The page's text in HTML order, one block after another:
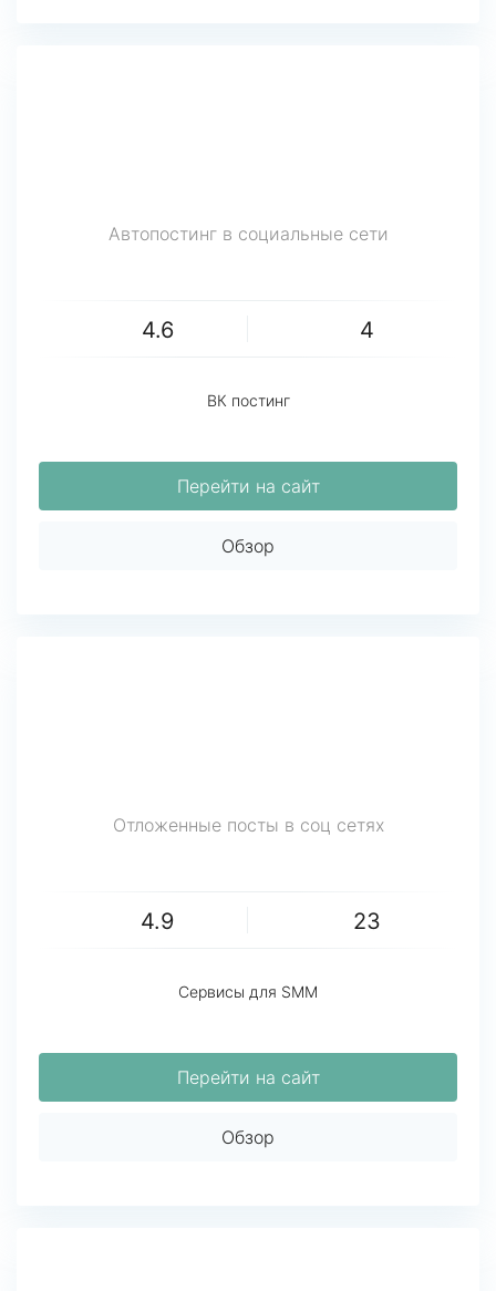
Автопостинг в социальные сети
4.6 4
ВК постинг
Перейти на сайт
Обзор
Отложенные посты в соц сетях
4.9 23
Сервисы для SMM
Перейти на сайт
Обзор